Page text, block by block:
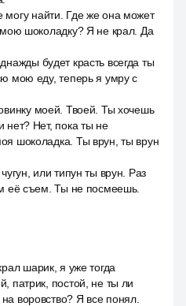
найти. Где же она может
шоколадку? Я не крал. Да
будет красть всегда ты
мою еду, теперь я умру с
моей. Твоей. Ты хочешь
нет? Нет, пока ты не
шоколадка. Ты врун, ты врун
или типун ты врун. Раз
её съем. Ты не посмеешь.
шарик, я уже тогда
патрик, постой, не ты ли
воровство? Я все понял.